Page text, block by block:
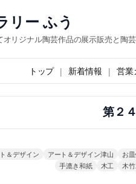
リー ふう
リジナル陶芸作品の展示販売と陶
トップ 新着情報 営業
第２
＆デザイン アート＆デザイン津山 お
手漉き和紙
木工 木